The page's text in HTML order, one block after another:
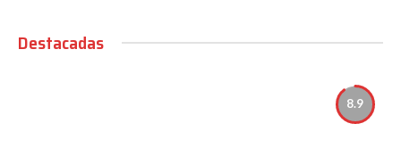
Destacadas
8.9